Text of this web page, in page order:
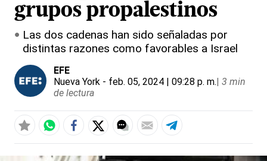
grupos propalestinos
Las dos cadenas han sido señaladas por
distintas razones como favorables a Israel
EFE
Nueva York - feb. 05, 2024 | 09:28 p. m.| 3 min
de lectura